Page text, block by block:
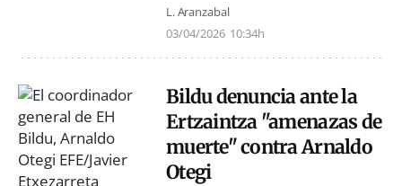
L. Aranzabal
03/04/2026 10:34h
Bildu denuncia ante la
Ertzaintza "amenazas de
muerte" contra Arnaldo
Otegi